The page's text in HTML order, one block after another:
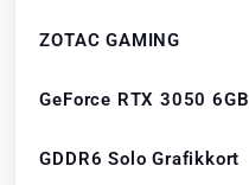
ZOTAC GAMING
GeForce RTX 3050 6GB
GDDR6 Solo Grafikkort